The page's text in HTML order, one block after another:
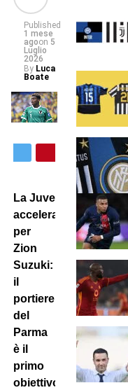
Published
1 mese
agoon 5
Luglio
2026
By Luca
Boate
La Juve
accelera
per
Zion
Suzuki:
il
portiere
del
Parma
è il
primo
obiettivo,